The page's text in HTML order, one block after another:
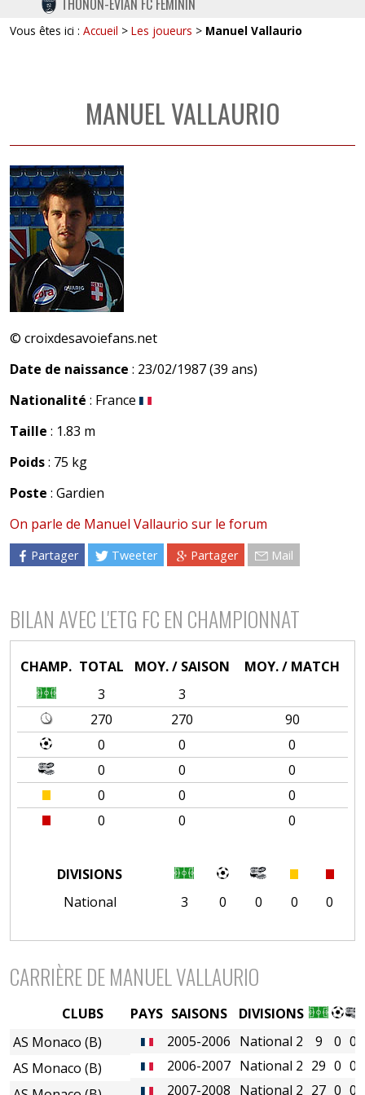
TWITTERTHONON-EVIAN FC FÉMININ
Vous êtes ici : Accueil > Les joueurs > Manuel Vallaurio
MANUEL VALLAURIO
© croixdesavoiefans.net
Date de naissance : 23/02/1987 (39 ans)
Nationalité : France
Taille : 1.83 m
Poids: 75 kg
Poste : Gardien
On parle de Manuel Vallaurio sur le forum
Partager Tweeter Partager Mail
BILAN AVEC L'ETG FC EN CHAMPIONNAT
CHAMP. TOTAL MOY. / SAISON
MOY. / MATCH
3
3
270
270
90
0
0
0
0
0
0
0
0
0
0
0 0
DIVISIONS
National
3 0 0 0 0
CARRIÈRE DE MANUEL VALLAURIO
PAYS SAISONS
DIVISIONS
2005-2006 National 2 9 0 0
2006-2007 National 2 29 0 0
2007-2008 National 2 27 0 0
CLUBS
AS Monaco (B)
AS Monaco (B)